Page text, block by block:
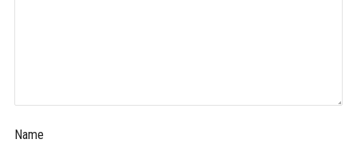
Name